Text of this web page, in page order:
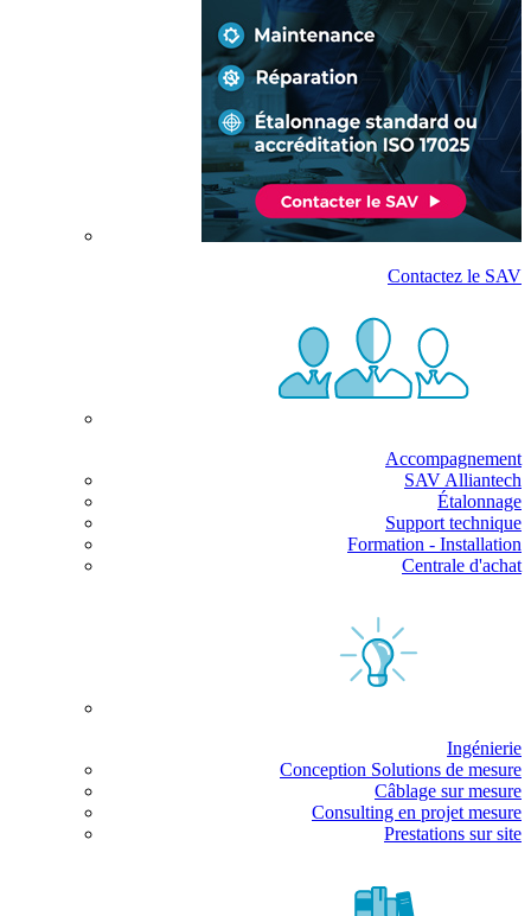
Contactez le SAV
Accompagnement
SAV Alliantech
Étalonnage
Support technique
Formation - Installation
Centrale d'achat
Ingénierie
Conception Solutions de mesure
Câblage sur mesure
Consulting en projet mesure
Prestations sur site